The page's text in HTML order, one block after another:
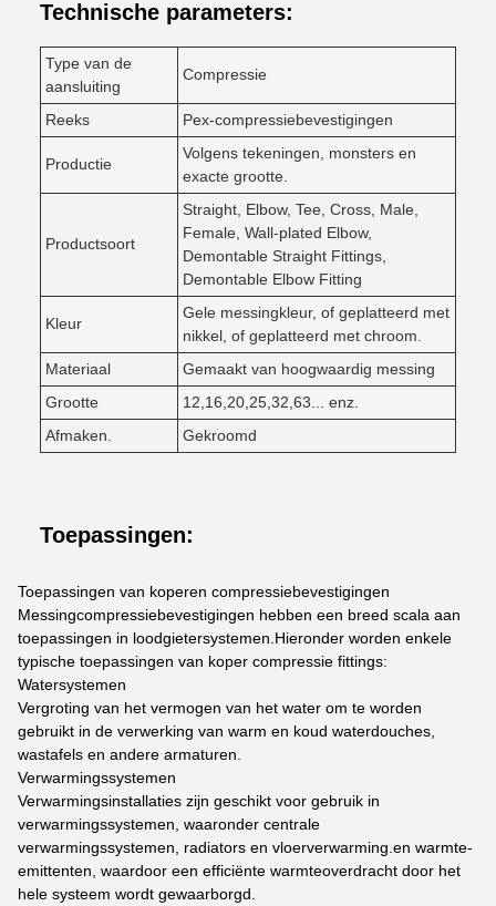
Technische parameters:
Type van de
aansluiting
Compressie
Reeks Pex-compressiebevestigingen
Productie
Volgens tekeningen, monsters en
exacte grootte.
Productsoort
Straight, Elbow, Tee, Cross, Male,
Female, Wall-plated Elbow,
Demontable Straight Fittings,
Demontable Elbow Fitting
Kleur
Gele messingkleur, of geplatteerd met
nikkel, of geplatteerd met chroom.
Materiaal
Gemaakt van hoogwaardig messing
Grootte
12,16,20,25,32,63... enz.
Afmaken.
Gekroomd
Toepassingen:
Toepassingen van koperen compressiebevestigingen
Messingcompressiebevestigingen hebben een breed scala aan
toepassingen in loodgietersystemen.Hieronder worden enkele
typische toepassingen van koper compressie fittings:
Watersystemen
Vergroting van het vermogen van het water om te worden
gebruikt in de verwerking van warm en koud waterdouches,
wastafels en andere armaturen.
Verwarmingssystemen
Verwarmingsinstallaties zijn geschikt voor gebruik in
verwarmingssystemen, waaronder centrale
verwarmingssystemen, radiators en vloerverwarming.en warmte-
emittenten, waardoor een efficiënte warmteoverdracht door het
hele systeem wordt gewaarborgd.